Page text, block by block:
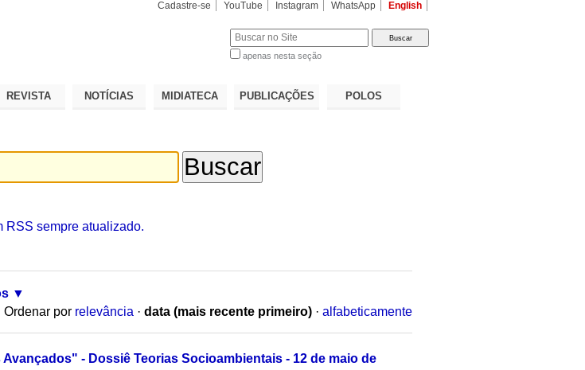
Cadastre-se YouTube Instagram WhatsApp English
apenas nesta seção
REVISTA NOTÍCIAS MIDIATECA PUBLICAÇÕES POLOS
RSS sempre atualizado.
Ordenar por relevância · data (mais recente primeiro) · alfabeticamente
- Dossiê Teorias Socioambientais - 12 de maio de